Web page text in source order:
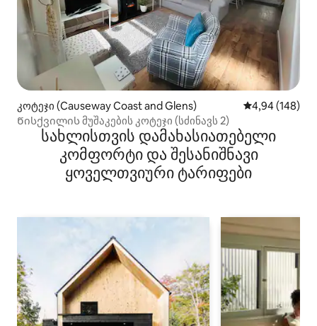
კოტეჯი (Causeway Coast and Glens) საშუალო
4,94 (148)
Წისქვილის მუშაკების კოტეჯი (სძინავს 2)
სახლისთვის დამახასიათებელი
კომფორტი და შესანიშნავი
ყოველთვიური ტარიფები